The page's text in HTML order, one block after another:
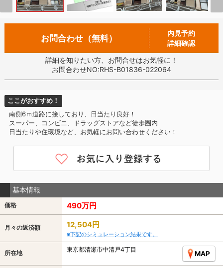
お問合わせ（無料）
内見予約
詳細確認
詳細を知りたい方、お問合せはお気軽に！
お問合わせNO:RHS-B01836-022064
ここがおすすめ！
南側6ｍ道路に接しており、日当たり良好！
スーパー、コンビニ、ドラッグストアなど徒歩圏内
日当たりや住環境など、お気軽にお問い合わせください！
基本情報
価格 490万円
月々の返済額 12,504円
※下記のシミュレーション結果です。
所在地 東京都清瀬市中清戸4丁目
MAP